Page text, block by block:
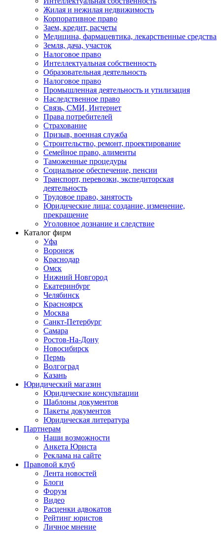
Жилая и нежилая недвижимость
Корпоративное право
Заем, кредит, расчеты
Медицина, фармацевтика, лекарственные средства
Земля, дача, участок
Налоговое право
Интеллектуальная собственность
Образовательная деятельность
Налоговое право
Промышленная деятельность и утилизация
Наследственное право
Связь, СМИ, Интернет
Права потребителей
Страхование
Призыв, военная служба
Строительство, ремонт, проектирование
Семейное право, алименты
Таможенные процедуры
Социальное обеспечение, пенсии
Транспорт, перевозки, экспедиторская
деятельность
Трудовое право, занятость
Юридические лица: создание, изменение,
прекращение
Уголовное дознание и следствие
Каталог фирм
Уфа
Воронеж
Краснодар
Омск
Нижний Новгород
Екатеринбург
Челябинск
Красноярск
Москва
Санкт-Петербург
Самара
Ростов-На-Дону
Новосибирск
Пермь
Волгоград
Казань
Юридический магазин
Юридические консультации
Шаблоны документов
Пакеты документов
Юридическая литература
Партнерам
Наши возможности
Анкета Юриста
Реклама на сайте
Правовой клуб
Лента новостей
Блоги
Форум
Видео
Расценки адвокатов
Рейтинг юристов
Личное мнение